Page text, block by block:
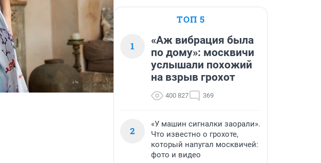
ТОП 5
1
«Аж вибрация была
по дому»: москвичи
услышали похожий
на взрыв грохот
400 827 369
2
«У машин сигналки заорали».
Что известно о грохоте,
который напугал москвичей:
фото и видео